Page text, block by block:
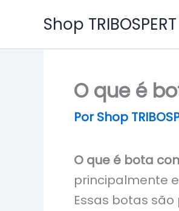
o
Shop TRIBOSPERT
O que é
PorShop
O que é bota
principalmente
Essas botas